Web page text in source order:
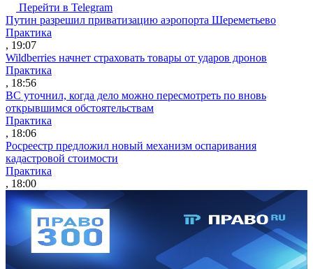
Перейти в Telegram
Путин разрешил приватизацию аэропорта Шереметьево
Практика
, 19:07
Wildberries начнет страховать товары от ударов дронов
Практика
, 18:56
ВС уточнил, когда дело можно пересмотреть по вновь
открывшимся обстоятельствам
Практика
, 18:06
Росреестр предложил новый механизм оспаривания
кадастровой стоимости
Практика
, 18:00